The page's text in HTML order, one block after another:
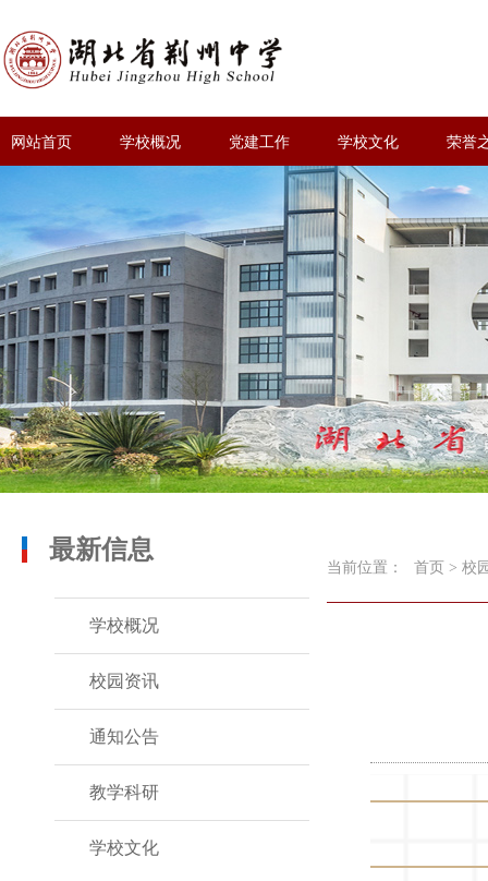
网站首页 学校概况 党建工作 学校文化 荣誉
最新信息
学校概况
校园资讯
通知公告
教学科研
学校文化
当前位置： 首页 > 校